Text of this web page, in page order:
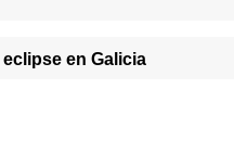
en Galicia